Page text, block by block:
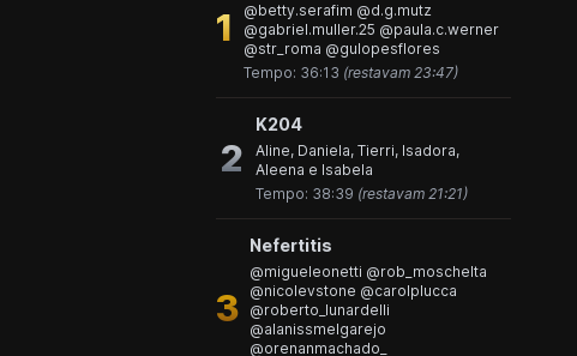
1
@betty.serafim @d.g.mutz
@gabriel.muller.25 @paula.c.werner
@str_roma @gulopesflores
Tempo: 36:13 (restavam 23:47)
2
K204
Aline, Daniela, Tierri, Isadora,
Aleena e Isabela
Tempo: 38:39 (restavam 21:21)
3
Nefertitis
@migueleonetti @rob_moschelta
@nicolevstone @carolplucca
@roberto_lunardelli
@alanissmelgarejo
@orenanmachado_